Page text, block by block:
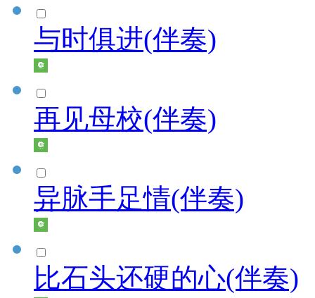
与时俱进(伴奏)
再见母校(伴奏)
异脉手足情(伴奏)
比石头还硬的心(伴奏)